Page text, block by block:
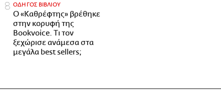
ΟΔΗΓΟΣ ΒΙΒΛΙΟΥ
Ο «Καθρέφτης» βρέθηκε
στην κορυφή της
Bookvoice. Τι τον
ξεχώρισε ανάμεσα στα
μεγάλα best sellers;